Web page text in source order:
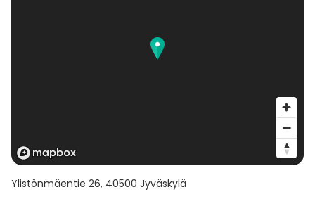
Ylistönmäentie 26, 40500 Jyväskylä